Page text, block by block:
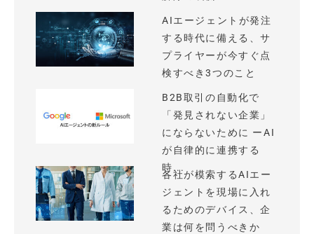
AIエージェントが発注
する時代に備える、サ
プライヤーが今すぐ点
検すべき3つのこと
B2B取引の自動化で
「発見されない企業」
にならないために ーAI
が自律的に連携する
時...
各社が模索するAIエー
ジェントを現場に入れ
るためのデバイス、企
業は何を問うべきか